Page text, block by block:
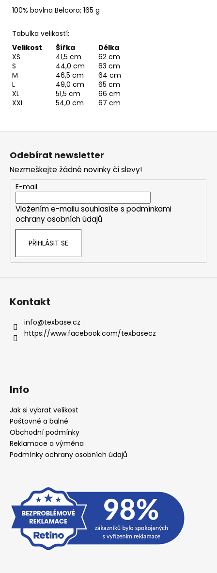
100% bavlna Belcoro; 165 g
Tabulka velikostí:
Velikost
Šířka
Délka
XS
41,5 cm
62 cm
S
44,0 cm
63 cm
M
46,5 cm
64 cm
L
49,0 cm
65 cm
XL
51,5 cm
66 cm
XXL
54,0 cm 67 cm
Odebírat newsletter
Nezmeškejte žádné novinky či slevy!
E-mail
Vložením e-mailu souhlasíte s podmínkami
ochrany osobních údajů
PŘIHLÁSIT SE
Kontakt
info@texbase.cz
https://www.facebook.com/texbasecz
Info
Jak si vybrat velikost
Poštovné a balné
Obchodní podmínky
Reklamace a výměna
Podmínky ochrany osobních údajů